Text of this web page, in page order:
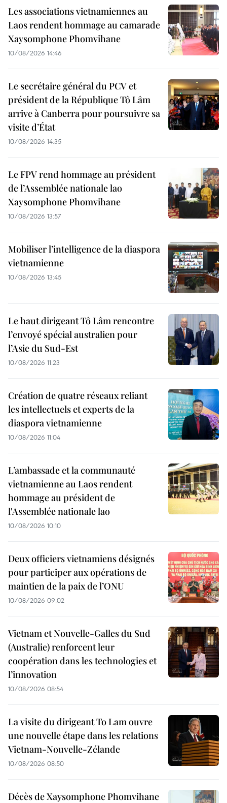
Les associations vietnamiennes au
Laos rendent hommage au camarade
Xaysomphone Phomvihane
10/08/2026 14:46
Le secrétaire général du PCV et
président de la République Tô Lâm
arrive à Canberra pour poursuivre sa
visite d’État
10/08/2026 14:35
Le FPV rend hommage au président
de l’Assemblée nationale lao
Xaysomphone Phomvihane
10/08/2026 13:57
Mobiliser l’intelligence de la diaspora
vietnamienne
10/08/2026 13:45
Le haut dirigeant Tô Lâm rencontre
l’envoyé spécial australien pour
l’Asie du Sud-Est
10/08/2026 11:23
Création de quatre réseaux reliant
les intellectuels et experts de la
diaspora vietnamienne
10/08/2026 11:04
L’ambassade et la communauté
vietnamienne au Laos rendent
hommage au président de
l'Assemblée nationale lao
10/08/2026 10:10
Deux officiers vietnamiens désignés
pour participer aux opérations de
maintien de la paix de l’ONU
10/08/2026 09:02
Vietnam et Nouvelle-Galles du Sud
(Australie) renforcent leur
coopération dans les technologies et
l’innovation
10/08/2026 08:54
La visite du dirigeant To Lam ouvre
une nouvelle étape dans les relations
Vietnam-Nouvelle-Zélande
10/08/2026 08:50
Décès de Xaysomphone Phomvihane